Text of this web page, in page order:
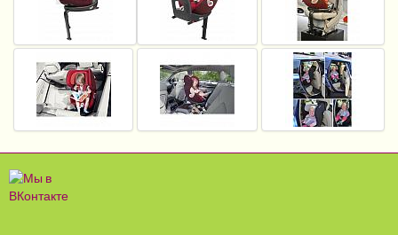
Безопасность ребенка
Ходунки и прыгунки
Игры и развитие
Принадлежности для выписки
Сумки для мам и детей